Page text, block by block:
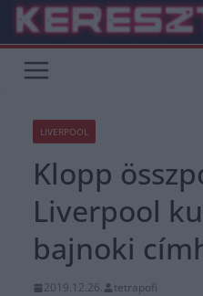
Skip
content
LIVERPOOL
Klopp
Liverpool
bajnoki
2019.12.26.
tetrapofi